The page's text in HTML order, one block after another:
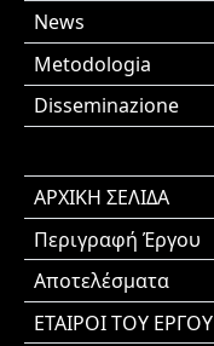
News
Metodologia
Disseminazione
ΑΡΧΙΚΗ ΣΕΛΙΔΑ
Περιγραφή Έργου
Αποτελέσματα
ΕΤΑΙΡΟΙ ΤΟΥ ΕΡΓΟΥ